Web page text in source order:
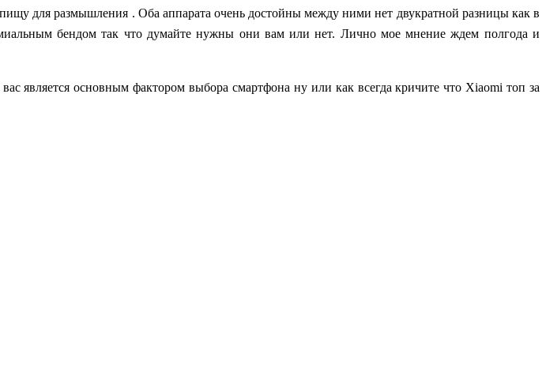
для размышления . Оба аппарата очень достойны между ними нет двукратной разницы как в
бендом так что думайте нужны они вам или нет. Лично мое мнение ждем полгода и
является основным фактором выбора смартфона ну или как всегда кричите что Xiaomiтоп за